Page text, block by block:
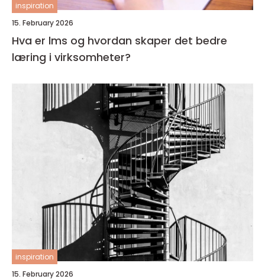
inspiration
15. February 2026
Hva er lms og hvordan skaper det bedre
læring i virksomheter?
inspiration
15. February 2026